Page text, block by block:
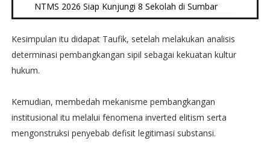
NTMS 2026 Siap Kunjungi 8 Sekolah di Sumbar
Kesimpulan itu didapat Taufik, setelah melakukan analisis
determinasi pembangkangan sipil sebagai kekuatan kultur
hukum.
Kemudian, membedah mekanisme pembangkangan
institusional itu melalui fenomena inverted elitism serta
mengonstruksi penyebab defisit legitimasi substansi.